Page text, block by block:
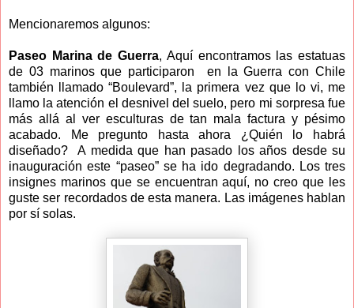
Mencionaremos algunos:
Paseo Marina de Guerra, Aquí encontramos las estatuas
de 03 marinos que participaron en la Guerra con Chile
también llamado “Boulevard”, la primera vez que lo vi, me
llamo la atención el desnivel del suelo, pero mi sorpresa fue
más allá al ver esculturas de tan mala factura y pésimo
acabado. Me pregunto hasta ahora ¿Quién lo habrá
diseñado? A medida que han pasado los años desde su
inauguración este “paseo” se ha ido degradando. Los tres
insignes marinos que se encuentran aquí, no creo que les
guste ser recordados de esta manera. Las imágenes hablan
por sí solas.